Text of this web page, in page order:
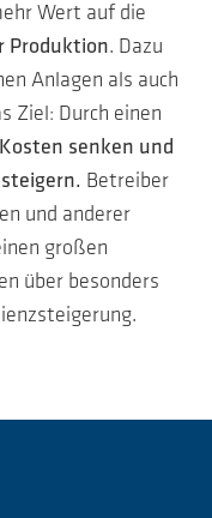
Wert auf die
Produktion. Dazu
Anlagen als auch
Ziel: Durch einen
Kosten senken und
Betreiber
und anderer
großen
über besonders